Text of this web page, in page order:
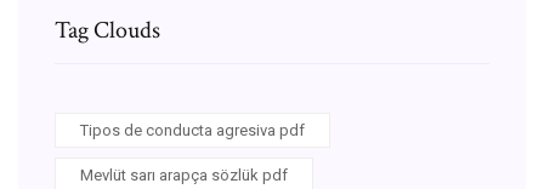
Tag Clouds
Tipos de conducta agresiva pdf
Mevlüt sarı arapça sözlük pdf